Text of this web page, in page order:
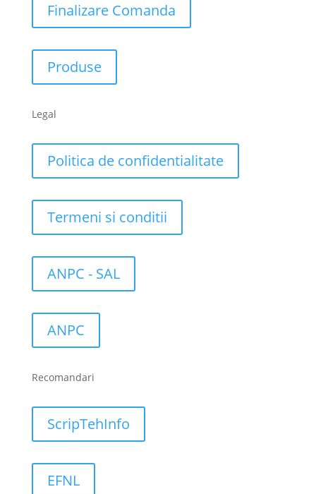
Finalizare Comanda
Produse
Legal
Politica de confidentialitate
Termeni si conditii
ANPC - SAL
ANPC
Recomandari
ScripTehInfo
EFNL